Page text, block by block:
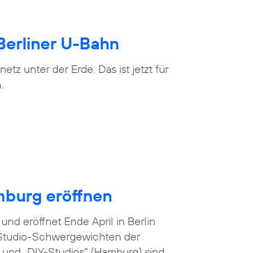
U-Bahn
unter der Erde. Das ist jetzt für
eröffnen
eröffnet Ende April in Berlin
Schwergewichten der